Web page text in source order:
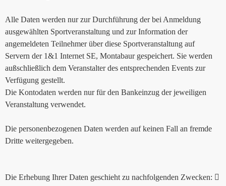
Alle Daten werden nur zur Durchführung der bei Anmeldung
ausgewählten Sportveranstaltung und zur Information der
angemeldeten Teilnehmer über diese Sportveranstaltung auf
Servern der 1&1 Internet SE, Montabaur gespeichert. Sie werden
außschließlich dem Veranstalter des entsprechenden Events zur
Verfügung gestellt.
Die Kontodaten werden nur für den Bankeinzug der jeweiligen
Veranstaltung verwendet.
Die personenbezogenen Daten werden auf keinen Fall an fremde
Dritte weitergegeben.
Die Erhebung Ihrer Daten geschieht zu nachfolgenden Zwecken: 